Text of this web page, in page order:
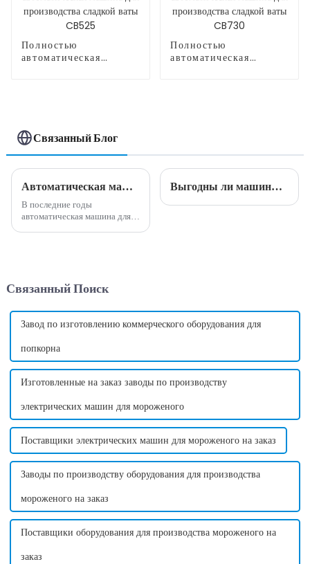
Полностью
автоматическая
Полностью
автоматическая
Связанный Блог
Автоматическая машина для производства сладкой ваты: идеальное сочетание инноваций и удобства.
В последние годы
автоматическая машина для
удобный и эффективный
сахарной ваты...
Выгодны ли машины для производства сладкой ваты?
Связанный Поиск
Завод по изготовлению коммерческого оборудования для
попкорна
Изготовленные на заказ заводы по производству
электрических машин для мороженого
Поставщики электрических машин для мороженого на заказ
Заводы по производству оборудования для производства
мороженого на заказ
Поставщики оборудования для производства мороженого на
заказ